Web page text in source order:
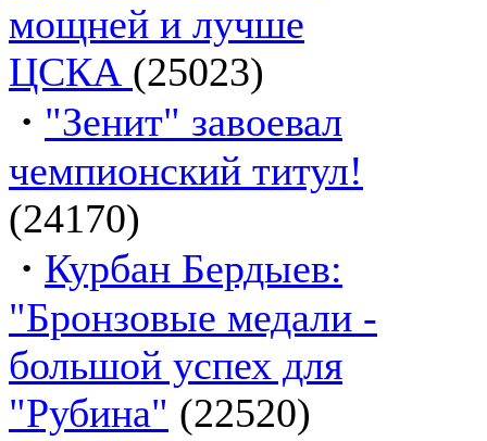
мощней и лучше
ЦСКА (25023)
· "Зенит" завоевал
чемпионский титул!
(24170)
· Курбан Бердыев:
"Бронзовые медали -
большой успех для
"Рубина" (22520)